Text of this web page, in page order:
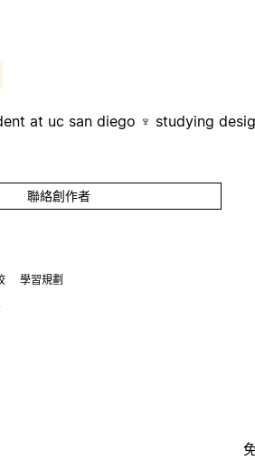
at uc san diego ♆ studying
聯絡創作者
學習規劃